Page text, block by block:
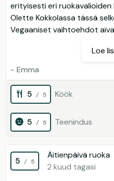
erityisesti eri
Olette Kokkolassa tässä
Vegaaniset vaihtoehdot
Loe
- Emma
5 / 5 Köök
5 / 5 Teenindus
5 / 5
Äitienpäivä ruoka
2 kuud tagasi